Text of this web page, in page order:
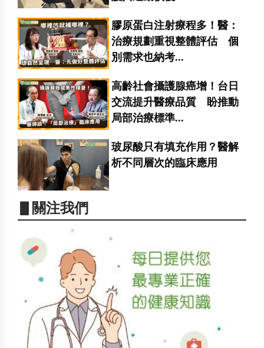
膠原蛋白注射療程多！醫：
治療規劃重視整體評估 個
別需求也納考...
高齡社會攝護腺癌增！台日
交流提升醫療品質 盼推動
局部治療標準...
玻尿酸只有填充作用？醫解
析不同層次的臨床應用
▋關注我們